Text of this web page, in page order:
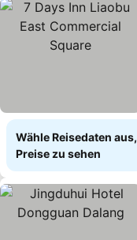
Wähle Reisedaten
Preise zu sehen